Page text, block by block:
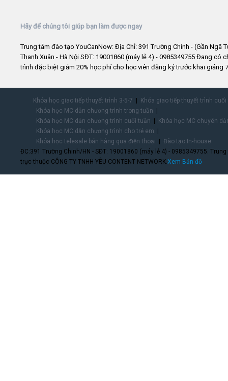
Hãy để chúng tôi giúp bạn làm được ngay
Trung tâm đào tạo YouCanNow: Địa Chỉ: 391 Trường Chinh - (Gần Ngã
Thanh Xuân - Hà Nội SĐT: 19001860 (máy lẻ 4) - 0985349755 Đang có
trình đặc biệt giảm 20% học phí cho học viên đăng ký trước khai giảng
Khóa học giao tiếp thuyết trình 3-5-7
Khóa giao tiếp thuyết trình
Khóa học MC dẫn chương trình trong tuần
Khóa học MC dẫn chương trình cuối tuần
Khóa học MC chuyên
Khóa học MC dẫn chương trình cho trẻ em
Khóa học telesale bán hàng qua điện thoại
Đào tạo In-house
ĐC:391 Trường Chinh/HN - SĐT: 19001860 (máy lẻ 4) - 0985349755.
trực thuộc CÔNG TY TNHH YÊU CONTENT NETWORK.Xem Bản đồ